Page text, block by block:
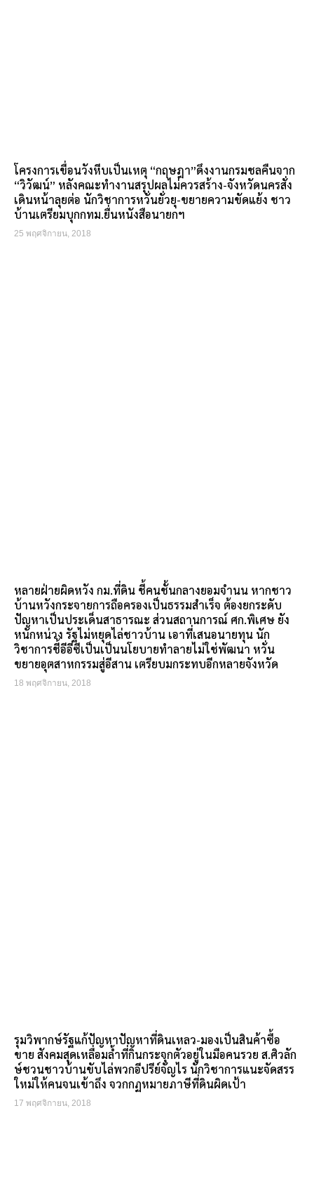
โครงการเขื่อนวังหีบเป็นเหตุ “กฤษฎา”ดึงงานกรมชลคืนจาก
“วิวัฒน์” หลังคณะทำงานสรุปผลไม่ควรสร้าง-จังหวัดนครสั่ง
เดินหน้าลุยต่อ นักวิชาการหวั่นยั่วยุ-ขยายความขัดแย้ง ชาว
บ้านเตรียมบุกกทม.ยื่นหนังสือนายกฯ
25 พฤศจิกายน, 2018
หลายฝ่ายผิดหวัง กม.ที่ดิน ชี้คนชั้นกลางยอมจำนน หากชาว
บ้านหวังกระจายการถือครองเป็นธรรมสำเร็จ ต้องยกระดับ
ปัญหาเป็นประเด็นสาธารณะ ส่วนสถานการณ์ ศก.พิเศษ ยัง
หนักหน่วง รัฐไม่หยุดไล่ชาวบ้าน เอาที่เสนอนายทุน นัก
วิชาการชี้อีอีซีเป็นเป็นนโยบายทำลายไม่ใช่พัฒนา หวั่น
ขยายอุตสาหกรรมสู่อีสาน เตรียบมกระทบอีกหลายจังหวัด
18 พฤศจิกายน, 2018
รุมวิพากษ์รัฐแก้ปัญหาปัญหาที่ดินเหลว-มองเป็นสินค้าซื้อ
ขาย สังคมสุดเหลื่อมล้ำที่กินกระจุกตัวอยู่ในมือคนรวย ส.ศิวลัก
ษ์ชวนชาวบ้านขับไล่พวกอีปรีย์จัญไร นักวิชาการแนะจัดสรร
ใหม่ให้คนจนเข้าถึง จวกกฏหมายภาษีที่ดินผิดเป้า
17 พฤศจิกายน, 2018